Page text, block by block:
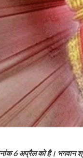
6 अप्रैल को है। भगवान